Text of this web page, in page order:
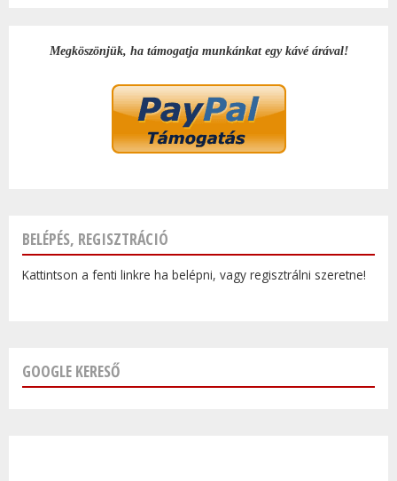
Megköszönjük, ha támogatja munkánkat egy kávé árával!
BELÉPÉS, REGISZTRÁCIÓ
Kattintson a fenti linkre ha belépni, vagy regisztrálni szeretne!
GOOGLE KERESŐ